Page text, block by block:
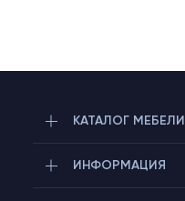
КАТАЛОГ МЕБЕЛИ
ИНФОРМАЦИЯ